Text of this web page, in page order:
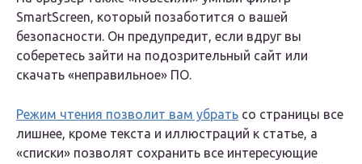
SmartScreen, который позаботится о вашей
безопасности. Он предупредит, если вдруг вы
соберетесь зайти на подозрительный сайт или
скачать «неправильное» ПО.
Режим чтения позволит вам убрать со страницы все
лишнее, кроме текста и иллюстраций к статье, а
«списки» позволят сохранить все интересующие